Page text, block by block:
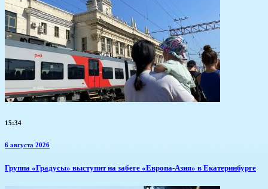
15:34
6 августа 2026
​Группа «Градусы» выступит на забеге «Европа-Азия» в Екатеринбурге